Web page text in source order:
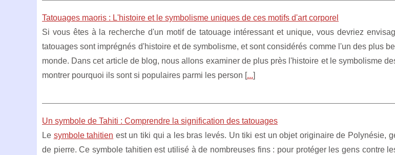
Tatouages maoris : L'histoire et le symbolisme uniques de ces motifs d'art corporel
Si vous êtes à la recherche d'un motif de tatouage intéressant et unique, vous devriez
tatouages sont imprégnés d'histoire et de symbolisme, et sont considérés comme l'un des plus
monde. Dans cet article de blog, nous allons examiner de plus près l'histoire et le symbolisme
montrer pourquoi ils sont si populaires parmi les person [...]
Un symbole de Tahiti : Comprendre la signification des tatouages
Le symbole tahitien est un tiki qui a les bras levés. Un tiki est un objet originaire de Polynésie,
de pierre. Ce symbole tahitien est utilisé à de nombreuses fins : pour protéger les gens contre